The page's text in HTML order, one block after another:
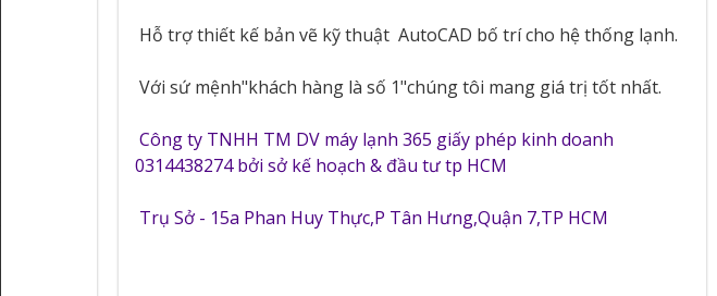
Hỗ trợ thiết kế bản vẽ kỹ thuật AutoCAD bố trí cho hệ thống lạnh.
Với sứ mệnh"khách hàng là số 1"chúng tôi mang giá trị tốt nhất.
Công ty TNHH TM DV máy lạnh 365 giấy phép kinh doanh
0314438274 bởi sở kế hoạch & đầu tư tp HCM
Trụ Sở - 15a Phan Huy Thực,P Tân Hưng,Quận 7,TP HCM